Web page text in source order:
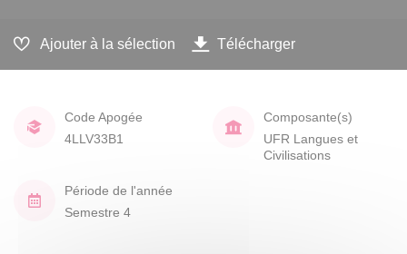
Ajouter à la sélection Télécharger
Code Apogée
4LLV33B1
Composante(s)
UFR Langues et
Civilisations
Période de l'année
Semestre 4